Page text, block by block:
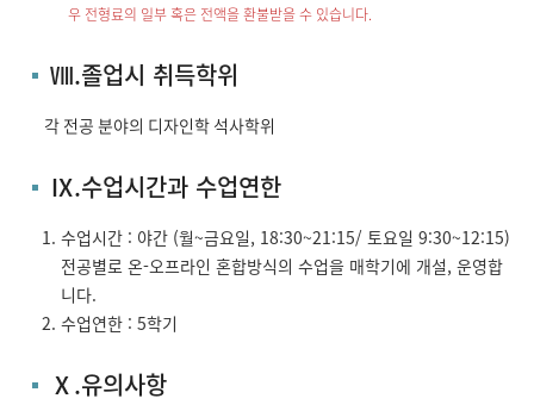
우 전형료의 일부 혹은 전액을 환불받을 수 있습니다.
Ⅷ.졸업시 취득학위
각 전공 분야의 디자인학 석사학위
Ⅸ.수업시간과 수업연한
수업시간 : 야간 (월~금요일, 18:30~21:15/ 토요일 9:30~12:15)
전공별로 온-오프라인 혼합방식의 수업을 매학기에 개설, 운영합
니다.
수업연한 : 5학기
Ⅹ.유의사항